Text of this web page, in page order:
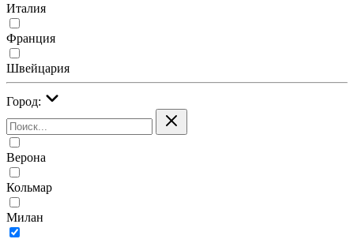
Италия
Франция
Швейцария
Город:
Верона
Кольмар
Милан